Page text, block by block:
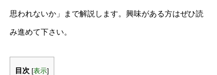
思われないか」まで解説します。興味がある方はぜひ読
み進めて下さい。
目次 [表示]